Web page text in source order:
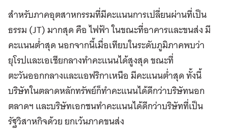
สำหรับภาคอุตสาหกรรมที่มีคะแนนการเปลี่ยนผ่านที่เป็น
ธรรม (JT) มากสุด คือ ไฟฟ้า ในขณะที่อาคารและขนส่ง มี
คะแนนต่ำสุด นอกจากนี้เมื่อเทียบในระดับภูมิภาคพบว่า
ยุโรปและเอเชียกลางทำคะแนนได้สูงสุด ขณะที่
ตะวันออกกลางและแอฟริกาเหนือ มีคะแนนต่ำสุด ทั้งนี้
บริษัทในตลาดหลักทรัพย์ก็ทำคะแนนได้ดีกว่าบริษัทนอก
ตลาดฯ และบริษัทเอกชนทำคะแนนได้ดีกว่าบริษัทที่เป็น
รัฐวิสาหกิจด้วย ยกเว้นภาคขนส่ง